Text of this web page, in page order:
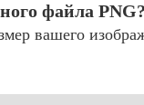
файла PNG?
вашего